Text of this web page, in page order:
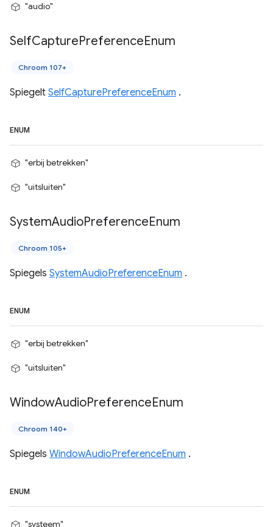
"audio"
SelfCapturePreferenceEnum
Chroom 107+
Spiegelt SelfCapturePreferenceEnum .
ENUM
"erbij betrekken"
"uitsluiten"
SystemAudioPreferenceEnum
Chroom 105+
Spiegels SystemAudioPreferenceEnum .
ENUM
"erbij betrekken"
"uitsluiten"
WindowAudioPreferenceEnum
Chroom 140+
Spiegels WindowAudioPreferenceEnum .
ENUM
"systeem"